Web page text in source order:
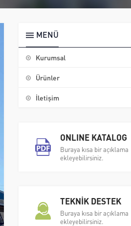
MENÜ
Kurumsal
Ürünler
İletişim
ONLINE KATALOG
Buraya kısa bir açıklama
ekleyebilirsiniz.
TEKNİK DESTEK
Buraya kısa bir açıklama
ekleyebilirsiniz.